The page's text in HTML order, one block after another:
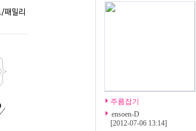
주름잡기
ensoen-D
[2012-07-06 13:14]